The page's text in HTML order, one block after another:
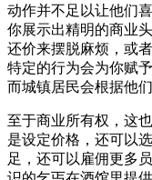
动作并不足以让他们
你展示出精明的商业
还价来摆脱麻烦，或
特定的行为会为你赋
而城镇居民会根据他
至于商业所有权，这
是设定价格，还可以
足，还可以雇佣更多